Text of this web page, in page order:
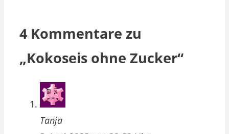
4 Kommentare zu
„Kokoseis ohne Zucker“
Tanja